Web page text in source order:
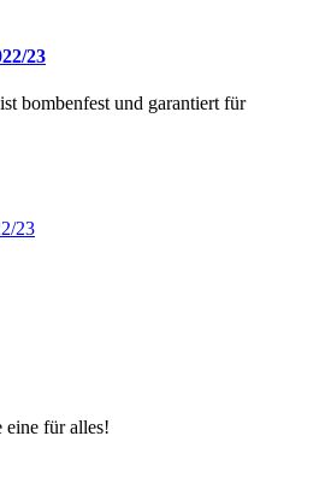
23
bombenfest und garantiert für
23
eine für alles!